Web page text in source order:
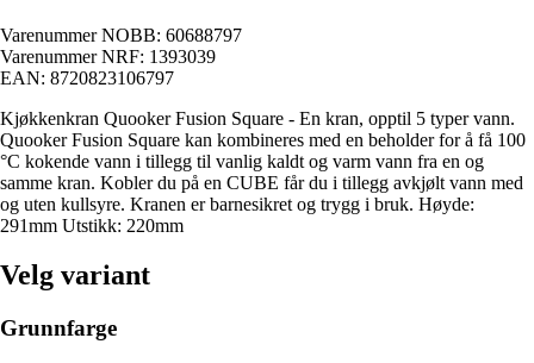
Varenummer NOBB: 60688797
Varenummer NRF: 1393039
EAN: 8720823106797
Kjøkkenkran Quooker Fusion Square - En kran, opptil 5 typer vann.
Quooker Fusion Square kan kombineres med en beholder for å få 100
°C kokende vann i tillegg til vanlig kaldt og varm vann fra en og
samme kran. Kobler du på en CUBE får du i tillegg avkjølt vann med
og uten kullsyre. Kranen er barnesikret og trygg i bruk. Høyde:
291mm Utstikk: 220mm
Velg variant
Grunnfarge